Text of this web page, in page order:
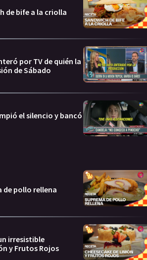
de bife a la criolla
por TV de quién la
de Sábado
el silencio y bancó
de pollo rellena
irresistible
y Frutos Rojos